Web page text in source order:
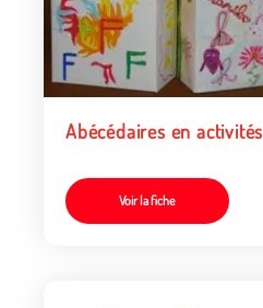
Abécédaires en activités
Voir la fiche